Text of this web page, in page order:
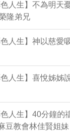
人生】不為明天
隆弟兄
人生】神以慈愛
人生】喜悅姊姊
人生】40分鐘的
豆教會林佳賢姐妹